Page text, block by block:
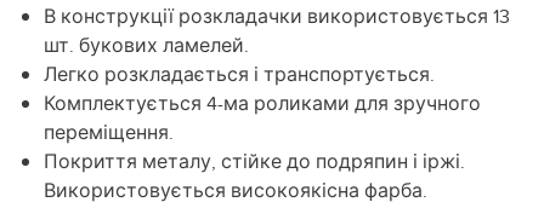
В конструкції розкладачки використовується 13
шт. букових ламелей.
Легко розкладається і транспортується.
Комплектується 4-ма роликами для зручного
переміщення.
Покриття металу, стійке до подряпин і іржі.
Використовується високоякісна фарба.